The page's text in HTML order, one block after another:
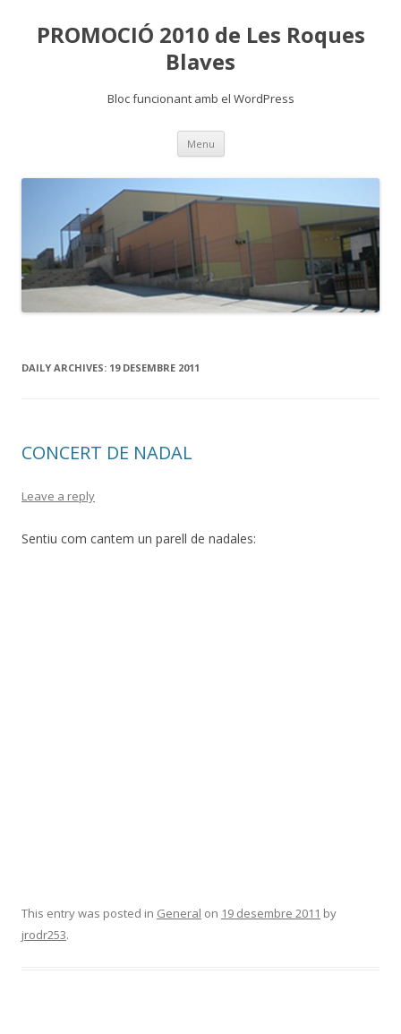
PROMOCIÓ 2010 de Les Roques
Blaves
Bloc funcionant amb el WordPress
Menu Skip
content
DAILY ARCHIVES: 19 DESEMBRE 2011
CONCERT DE NADAL
Leave a reply
Sentiu com cantem un parell de nadales:
This entry was posted in General on 19 desembre 2011 by
jrodr253.